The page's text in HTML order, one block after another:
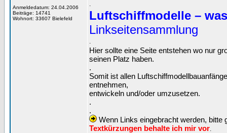
Anmeldedatum: 24.04.2006
Beiträge: 14741
Wohnort: 33607 Bielefeld
.
Luftschiffmodelle –
Linkseitensammlung
.
Hier sollte eine Seite entstehen wo nur
seinen Platz haben.
.
Somit ist allen
entnehmen,
entwickeln und/oder umzusetzen.
.
.
Wenn Links eingebracht werden, bitte
Textkürzungen behalte ich mir vor.